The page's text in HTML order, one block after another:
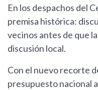
En los despachos del
premisa histórica:
vecinos antes de que
discusión local.
Con el nuevo recorte
presupuesto nacional